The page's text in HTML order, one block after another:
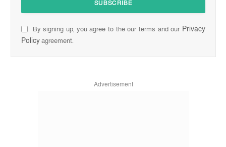
By signing up, you agree to the our terms and our Privacy
Policyagreement.
Advertisement